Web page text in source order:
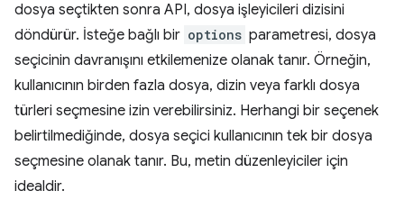
dosya seçtikten sonra API, dosya işleyicileri dizisini
döndürür. İsteğe bağlı bir options parametresi, dosya
seçicinin davranışını etkilemenize olanak tanır. Örneğin,
kullanıcının birden fazla dosya, dizin veya farklı dosya
türleri seçmesine izin verebilirsiniz. Herhangi bir seçenek
belirtilmediğinde, dosya seçici kullanıcının tek bir dosya
seçmesine olanak tanır. Bu, metin düzenleyiciler için
idealdir.